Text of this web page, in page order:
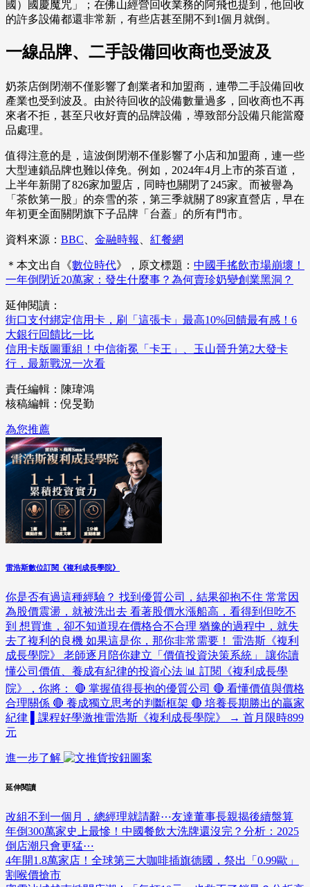
國）國慶魔咒」；在佛山經營回收業務的阿飛也提到，他回收
的許多設備都還非常新，有些店甚至開不到1個月就倒。
一線品牌、二手設備回收商也受波及
奶茶店倒閉潮不僅影響了創業者和加盟商，連帶二手設備回收
產業也受到波及。由於待回收的設備數量過多，回收商也不再
來者不拒，甚至只收好賣的品牌設備，導致部分設備只能當廢
品處理。
值得注意的是，這波倒閉潮不僅影響了小店和加盟商，連一些
大型連鎖品牌也難以倖免。例如，2024年4月上市的茶百道，
上半年新開了826家加盟店，同時也關閉了245家。而被譽為
「茶飲第一股」的奈雪的茶，第三季就關了89家直營店，早在
年初更全面關閉旗下子品牌「台蓋」的所有門市。
資料來源： BBC 金融時報 紅餐網
＊本文出自《數位時代》，原文標題： 中國手搖飲市場崩壞！
一年倒閉近20萬家：發生什麼事？為何賣珍奶變創業黑洞？
延伸閱讀：
街口支付綁定信用卡，刷「這張卡」最高10%回饋最有感！6
大銀行回饋比一比
信用卡版圖重組！中信衛冕「卡王」、玉山晉升第2大發卡
行，最新戰況一次看
責任編輯：陳瑋鴻
核稿編輯：倪旻勤
為您推薦
雷浩斯數位訂閱《複利成長學院》
你是否有過這種經驗？ 找到優質公司，結果卻抱不住 常常因
為股價震盪，就被洗出去 看著股價水漲船高，看得到但吃不
到 想買進，卻不知道現在價格合不合理 猶豫的過程中，就失
去了複利的良機 如果這是你，那你非常需要！ 雷浩斯《複利
成長學院》 老師逐月陪你建立「價值投資決策系統」 讓你讀
懂公司價值、養成有紀律的投資心法 📊 訂閱《複利成長學
院》，你將： 🔴 掌握值得長抱的優質公司 🔴 看懂價值與價格
合理關係 🔴 養成獨立思考的判斷框架 🔴 培養長期勝出的贏家
紀律 ▌課程好學激推雷浩斯《複利成長學院》 → 首月限時899
元
進一步了解
延伸閱讀
改組不到一個月，總經理就請辭⋯友達董事長親揭後續盤算
年倒300萬家史上最慘！中國餐飲大洗牌還沒完？分析：2025
倒店潮只會更猛⋯
4年開1.8萬家店！全球第三大咖啡插旗德國，祭出「0.99歐」
割喉價搶市